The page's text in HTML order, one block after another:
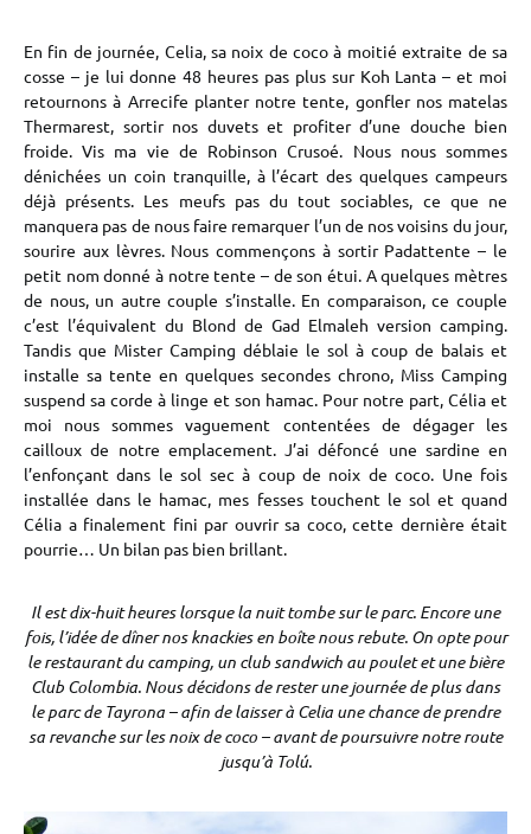
En fin de journée, Celia, sa noix de coco à moitié extraite de sa
cosse – je lui donne 48 heures pas plus sur Koh Lanta – et moi
retournons à Arrecife planter notre tente, gonfler nos matelas
Thermarest, sortir nos duvets et profiter d’une douche bien
froide. Vis ma vie de Robinson Crusoé. Nous nous sommes
dénichées un coin tranquille, à l’écart des quelques campeurs
déjà présents. Les meufs pas du tout sociables, ce que ne
manquera pas de nous faire remarquer l’un de nos voisins du jour,
sourire aux lèvres. Nous commençons à sortir Padattente – le
petit nom donné à notre tente – de son étui. A quelques mètres
de nous, un autre couple s’installe. En comparaison, ce couple
c’est l’équivalent du Blond de Gad Elmaleh version camping.
Tandis que Mister Camping déblaie le sol à coup de balais et
installe sa tente en quelques secondes chrono, Miss Camping
suspend sa corde à linge et son hamac. Pour notre part, Célia et
moi nous sommes vaguement contentées de dégager les
cailloux de notre emplacement. J’ai défoncé une sardine en
l’enfonçant dans le sol sec à coup de noix de coco. Une fois
installée dans le hamac, mes fesses touchent le sol et quand
Célia a finalement fini par ouvrir sa coco, cette dernière était
pourrie… Un bilan pas bien brillant.
Il est dix-huit heures lorsque la nuit tombe sur le parc. Encore une
fois, l’idée de dîner nos knackies en boîte nous rebute. On opte pour
le restaurant du camping, un club sandwich au poulet et une bière
Club Colombia. Nous décidons de rester une journée de plus dans
le parc de Tayrona – afin de laisser à Celia une chance de prendre
sa revanche sur les noix de coco – avant de poursuivre notre route
jusqu’à Tolú.